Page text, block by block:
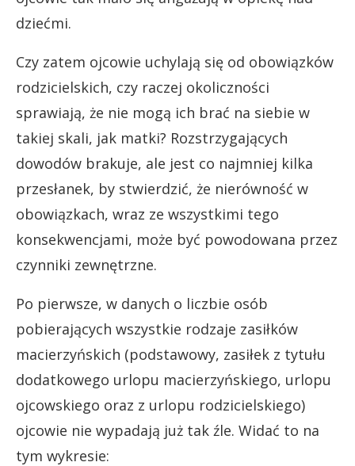
dziećmi.
Czy zatem ojcowie uchylają się od obowiązków
rodzicielskich, czy raczej okoliczności
sprawiają, że nie mogą ich brać na siebie w
takiej skali, jak matki? Rozstrzygających
dowodów brakuje, ale jest co najmniej kilka
przesłanek, by stwierdzić, że nierówność w
obowiązkach, wraz ze wszystkimi tego
konsekwencjami, może być powodowana przez
czynniki zewnętrzne.
Po pierwsze, w danych o liczbie osób
pobierających wszystkie rodzaje zasiłków
macierzyńskich (podstawowy, zasiłek z tytułu
dodatkowego urlopu macierzyńskiego, urlopu
ojcowskiego oraz z urlopu rodzicielskiego)
ojcowie nie wypadają już tak źle. Widać to na
tym wykresie: